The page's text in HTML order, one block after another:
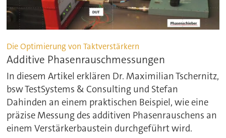
Die Optimierung von Taktverstärkern
Additive Phasenrauschmessungen
In diesem Artikel erklären Dr. Maximilian Tschernitz,
bsw TestSystems & Consulting und Stefan
Dahinden an einem praktischen Beispiel, wie eine
präzise Messung des additiven Phasenrauschens an
einem Verstärkerbaustein durchgeführt wird.